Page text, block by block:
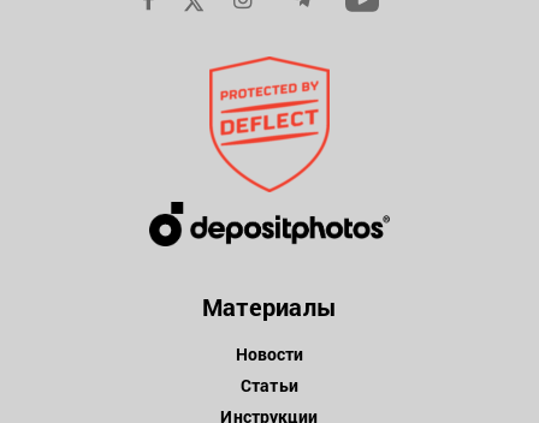
Материалы
Новости
Статьи
Инструкции